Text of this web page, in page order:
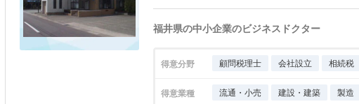
福井県の中小企業のビジネスドクター
得意分野 顧問税理士 会社設立 相続税
得意業種 流通・小売 建設・建築 製造